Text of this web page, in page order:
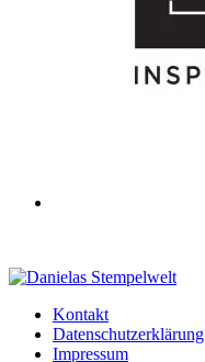
Kontakt
Datenschutzerklärung
Impressum